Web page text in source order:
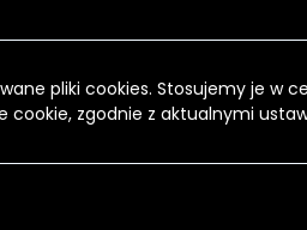
pliki cookies. Stosujemy je w
cookie, zgodnie z aktualnymi